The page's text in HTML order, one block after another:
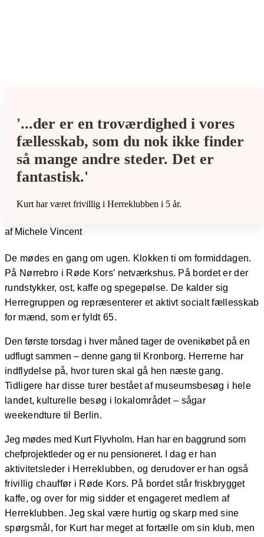
'...der er en troværdighed i vores
fællesskab, som du nok ikke finder
så mange andre steder. Det er
fantastisk.'
Kurt har været frivillig i Herreklubben i 5 år.
af Michele Vincent
De mødes en gang om ugen. Klokken ti om formiddagen.
På Nørrebro i Røde Kors’ netværkshus. På bordet er der
rundstykker, ost, kaffe og spegepølse. De kalder sig
Herregruppen og repræsentereret aktivt socialt fællesskab
for mænd, som er fyldt 65.
Den første torsdag i hver måned tager de ovenikøbet på en
udflugt sammen – denne gang til
Kronborg. Herrerne har
indflydelse på, hvor turen skal gå hen næste gang.
Tidligere har disse turer bestået af museumsbesøg i hele
landet, kulturelle besøg i lokalområdet – sågar
weekendture til
Berlin.
Jeg mødes med Kurt Flyvholm. Han har en baggrund som
chefprojektleder og er nu pensioneret. I dag er han
aktivitetsleder i Herreklubben, og derudover er han også
frivillig chauffør i Røde Kors. På bordet står friskbrygget
kaffe, og over for mig sidder et engageret medlem af
Herreklubben. Jegskal være hurtig og skarp med sine
spørgsmål, for Kurt har meget at fortælle om sin klub, men